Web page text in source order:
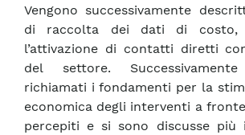
Vengono successivamente
di raccolta dei dati di costo,
l’attivazione di contatti diretti
del settore.
richiamati i fondamenti per la
economica degli interventi a
percepiti e si sono discusse più